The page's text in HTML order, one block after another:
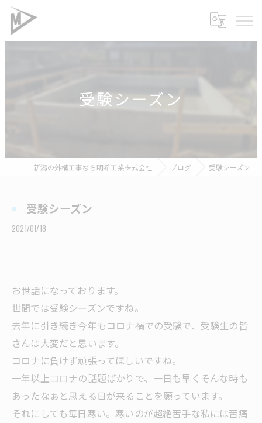
受験シーズン
新潟の外構工事なら明希工業株式会社 ブログ 受験シーズン
受験シーズン
2021/01/18
お世話になっております。
世間では受験シーズンですね。
去年に引き続き今年もコロナ禍での受験で、受験生の皆
さんは大変だと思います。
コロナに負けず頑張ってほしいですね。
一年以上コロナの話題ばかりで、一日も早くそんな時も
あったなぁと思える日が来ることを願っています。
それにしても毎日寒い。寒いのが超絶苦手な私には苦痛